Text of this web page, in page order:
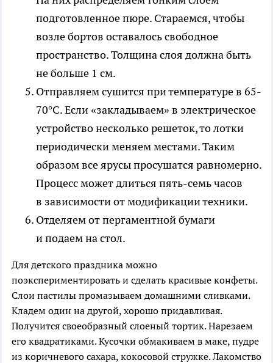
подготовленное пюре. Стараемся, чтобы
возле бортов оставалось свободное
пространство. Толщина слоя должна быть
не больше 1 см.
Отправляем сушится при температуре в 65-
70°C. Если «закладываем» в электрическое
устройство несколько решеток, то лотки
периодически меняем местами. Таким
образом все ярусы просушатся равномерно.
Процесс может длиться пять-семь часов
в зависимости от модификации техники.
Отделяем от пергаментной бумаги
и подаем на стол.
Для детского праздника можно
поэкспериментировать и сделать красивые конфеты.
Слои пастилы промазываем домашними сливками.
Кладем один на другой, хорошо придавливая.
Получится своеобразный слоеный тортик. Нарезаем
его квадратиками. Кусочки обмакиваем в маке, пудре
из коричневого сахара, кокосовой стружке. Лакомство